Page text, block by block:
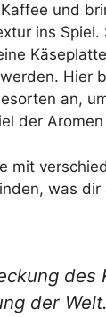
und
ins
Hier
an,
der
mit
was dir
des
der